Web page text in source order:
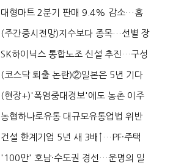
대형마트 2분기 판매 9.4% 감소…홈
플러스 사태 여파...
(주간증시전망)지수보다 종목…선별 장
세 이어진다...
SK하이닉스 통합노조 신설 추진…구성
원 간 성과급 불...
(코스닥 퇴출 논란)②일본은 5년 기다
려주는데 우리는 ...
(현장+)'폭염중대경보'에도 농촌 이주
노동자는 강행군…'야...
농협하나로유통 대규모유통업법 위반
적발…공정위, 과...
건설 한계기업 5년 새 3배↑…PF·주택
침체에 재무 ...
'100만' 호남·수도권 경선…운명의 일